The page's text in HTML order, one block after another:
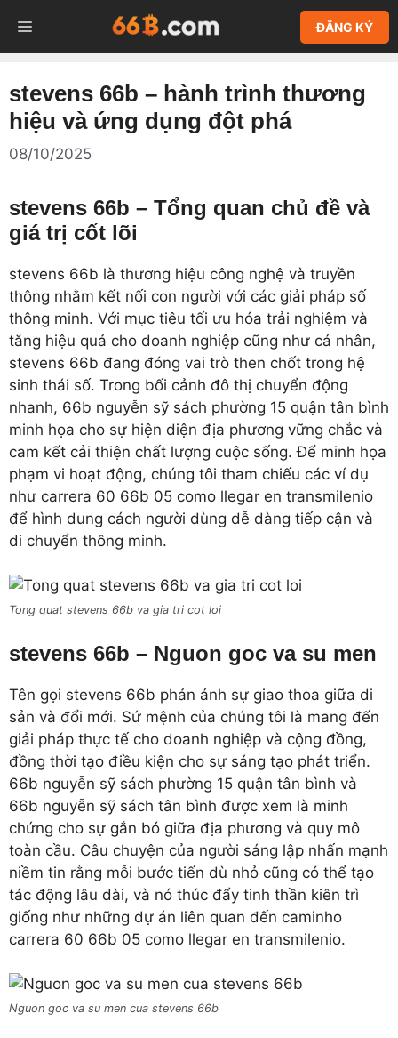
đến
nội
ĐĂNG KÝ
MENU
stevens 66b – hành trình thương
hiệu và ứng dụng đột phá
08/10/2025
stevens 66b – Tổng quan chủ đề và
giá trị cốt lõi
stevens 66b là thương hiệu công nghệ và truyền
thông nhằm kết nối con người với các giải pháp số
thông minh. Với mục tiêu tối ưu hóa trải nghiệm và
tăng hiệu quả cho doanh nghiệp cũng như cá nhân,
stevens 66b đang đóng vai trò then chốt trong hệ
sinh thái số. Trong bối cảnh đô thị chuyển động
nhanh, 66b nguyễn sỹ sách phường 15 quận tân bình
minh họa cho sự hiện diện địa phương vững chắc và
cam kết cải thiện chất lượng cuộc sống. Để minh họa
phạm vi hoạt động, chúng tôi tham chiếu các ví dụ
như carrera 60 66b 05 como llegar en transmilenio
để hình dung cách người dùng dễ dàng tiếp cận và
di chuyển thông minh.
Tong quat stevens 66b va gia tri cot loi
stevens 66b – Nguon goc va su men
Tên gọi stevens 66b phản ánh sự giao thoa giữa di
sản và đổi mới. Sứ mệnh của chúng tôi là mang đến
giải pháp thực tế cho doanh nghiệp và cộng đồng,
đồng thời tạo điều kiện cho sự sáng tạo phát triển.
66b nguyễn sỹ sách phường 15 quận tân bình và
66b nguyễn sỹ sách tân bình được xem là minh
chứng cho sự gắn bó giữa địa phương và quy mô
toàn cầu. Câu chuyện của người sáng lập nhấn mạnh
niềm tin rằng mỗi bước tiến dù nhỏ cũng có thể tạo
tác động lâu dài, và nó thúc đẩy tinh thần kiên trì
giống như những dự án liên quan đến caminho
carrera 60 66b 05 como llegar en transmilenio.
Nguon goc va su men cua stevens 66b